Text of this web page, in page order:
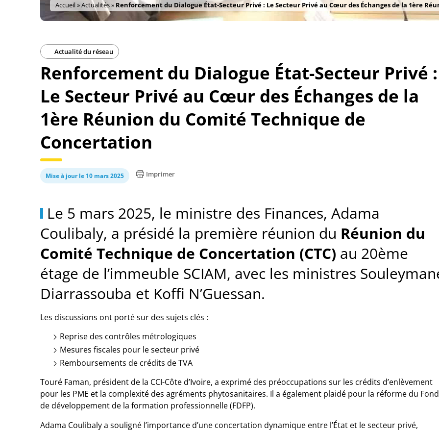
Accueil»Actualités» Renforcement du Dialogue État-Secteur Privé : Le Secteur Privé au Cœur des Échanges de la 1ère
Actualité du réseau
Renforcement du Dialogue État-Secteur Privé :
Le Secteur Privé au Cœur des Échanges de la
1ère Réunion du Comité Technique de
Concertation
Mise à jour le 10 mars 2025 Imprimer
Le 5 mars 2025, le ministre des Finances, Adama
Coulibaly, a présidé la première réunion du Réunion du
Comité Technique de Concertation (CTC) au 20ème
étage de l’immeuble SCIAM, avec les ministres
Diarrassouba et Koffi N’Guessan.
Les discussions ont porté sur des sujets clés :
Reprise des contrôles métrologiques
Mesures fiscales pour le secteur privé
Remboursements de crédits de TVA
Touré Faman, président de la CCI-Côte d’Ivoire, a exprimé des préoccupations sur les crédits d’enlèvement
pour les PME et la complexité des agréments phytosanitaires. Il a également plaidé pour la réforme du
de développement de la formation professionnelle (FDFP).
Adama Coulibaly a souligné l’importance d’une concertation dynamique entre l’État et le secteur privé,